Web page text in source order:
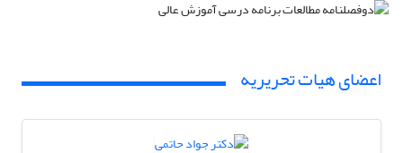
اعضای هیات تحریریه